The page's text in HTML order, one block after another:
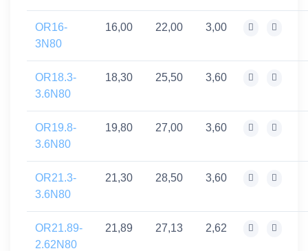
OR16-
3N80
16,00 22,00 3,00
OR18.3-
3.6N80
18,30 25,50 3,60
OR19.8-
3.6N80
19,80 27,00 3,60
OR21.3-
3.6N80
21,30 28,50 3,60
OR21.89-
2.62N80
21,89 27,13 2,62